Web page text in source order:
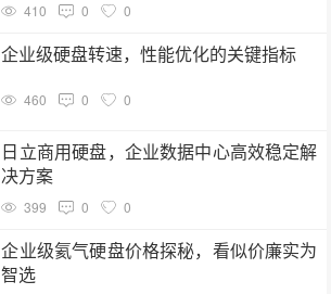
410 0 0
企业级硬盘转速，性能优化的关键指标
460 0 0
日立商用硬盘，企业数据中心高效稳定解
决方案
399 0 0
企业级氦气硬盘价格探秘，看似价廉实为
智选